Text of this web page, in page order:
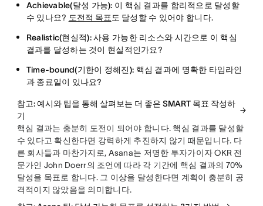
Achievable(달성 가능): 이 핵심 결과를 합리적으로 달성할
수 있나요? 도전적 목표 도 달성할 수 있어야 합니다.
Realistic(현실적):사용 가능한 리소스와 시간으로 이 핵심
결과를 달성하는 것이 현실적인가요?
Time-bound(기한이 정해진): 핵심 결과에 명확한 타임라인
과 종료일이 있나요?
참고: 예시와 팁을 통해 살펴보는 더 좋은 SMART 목표 작성하
기
핵심 결과는 충분히 도전이 되어야 합니다. 핵심 결과를 달성할
수 있다고 확신한다면 강력하게 추진하지 않기 때문입니다. 다
른 회사들과 마찬가지로, Asana는 저명한 투자가이자 OKR 전
문가인 John Doerr의 조언에 따라 각 기간에 핵심 결과의 70%
달성을 목표로 합니다. 그 이상을 달성한다면 계획이 충분히 공
격적이지 않았음을 의미합니다.